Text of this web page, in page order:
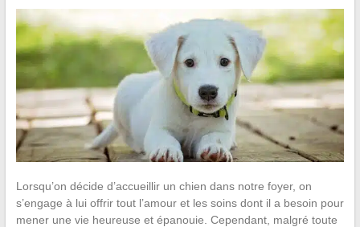
Lorsqu’on décide d’accueillir un chien dans notre foyer, on
s’engage à lui offrir tout l’amour et les soins dont il a besoin pour
mener une vie heureuse et épanouie. Cependant, malgré toute